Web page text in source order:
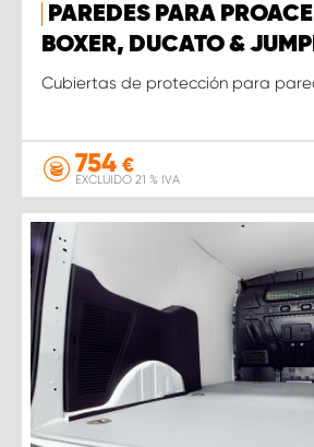
PAREDES PARA
BOXER, DUCATO &
Cubiertas de protección para
754 €
EXCLUIDO 21 % IVA